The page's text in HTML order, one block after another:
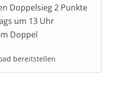
Doppelsieg 2 Punkte
um 13 Uhr
Doppel
bereitstellen